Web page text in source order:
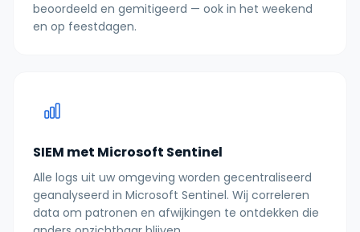
beoordeeld en gemitigeerd — ook in het weekend
en op feestdagen.
SIEM met Microsoft Sentinel
Alle logs uit uw omgeving worden gecentraliseerd
geanalyseerd in Microsoft Sentinel. Wij correleren
data om patronen en afwijkingen te ontdekken die